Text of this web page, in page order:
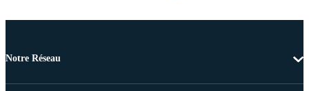
Notre Réseau